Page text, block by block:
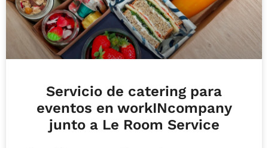
Servicio de catering para
eventos en workINcompany
junto a Le Room Service